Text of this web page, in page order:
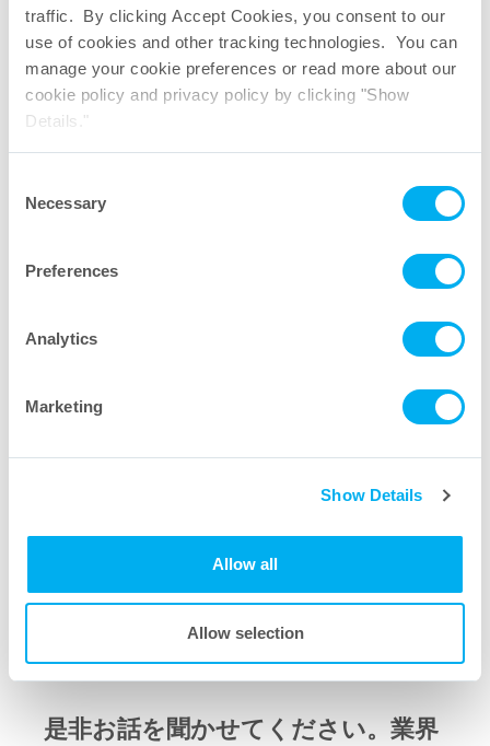
traffic. By clicking Accept Cookies, you consent to our
use of cookies and other tracking technologies. You can
manage your cookie preferences or read more about our
cookie policy and privacy policy by clicking "Show
Details."
Selection
Necessary
Preferences
Analytics
Marketing
Show Details
Allow all
Allow selection
水流量
是非お話を聞かせてください。業界